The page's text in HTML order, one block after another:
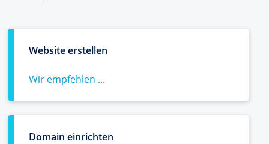
Website erstellen
Wir empfehlen ...
Domain einrichten